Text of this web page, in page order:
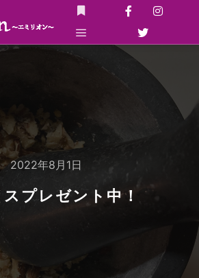
詳細
メインメニュー
2022年8月1日
プレゼント中！